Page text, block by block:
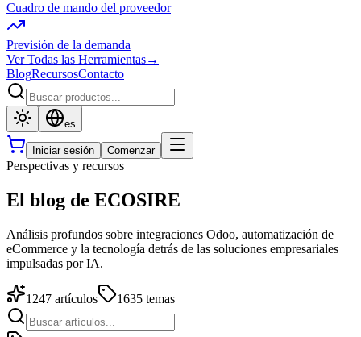
Cuadro de mando del proveedor
Previsión de la demanda
Ver Todas las Herramientas→
BlogRecursosContacto
es
Iniciar sesión Comenzar
Perspectivas y recursos
El blog de ECOSIRE
Análisis profundos sobre integraciones Odoo, automatización de
eCommerce y la tecnología detrás de las soluciones empresariales
impulsadas por IA.
1247 artículos 1635 temas